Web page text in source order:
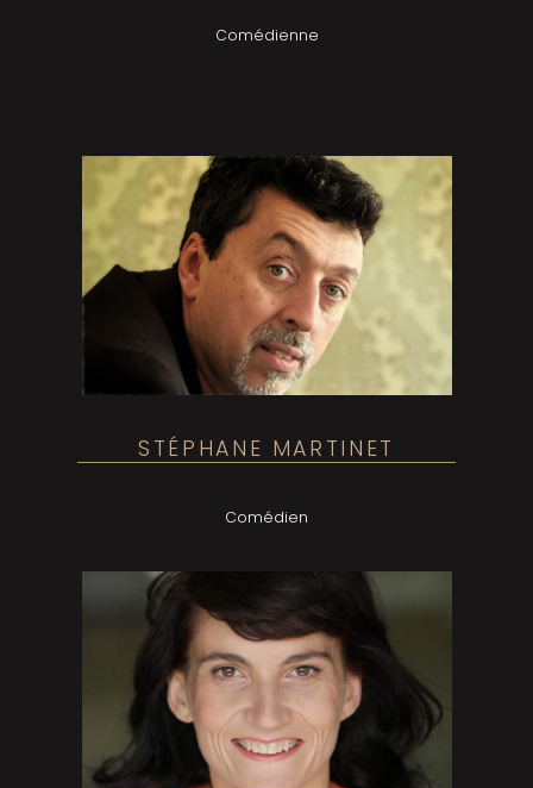
Comédienne
STÉPHANE MARTINET
Comédien